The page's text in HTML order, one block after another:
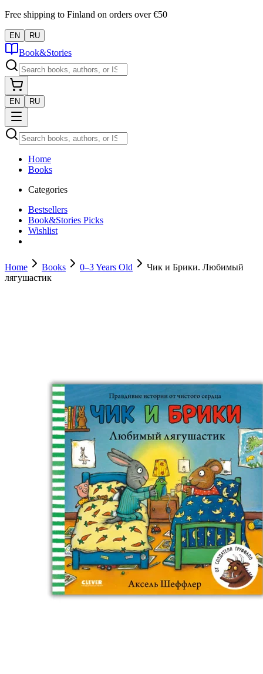
Free shipping to Finland on orders over €50
EN RU
Book&Stories
EN RU
Home
Books
Categories
Bestsellers
Book&Stories Picks
Wishlist
Home Books 0–3 Years Old
Чик и Брики. Любимый
лягушастик